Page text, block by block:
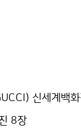
신세계백
8장